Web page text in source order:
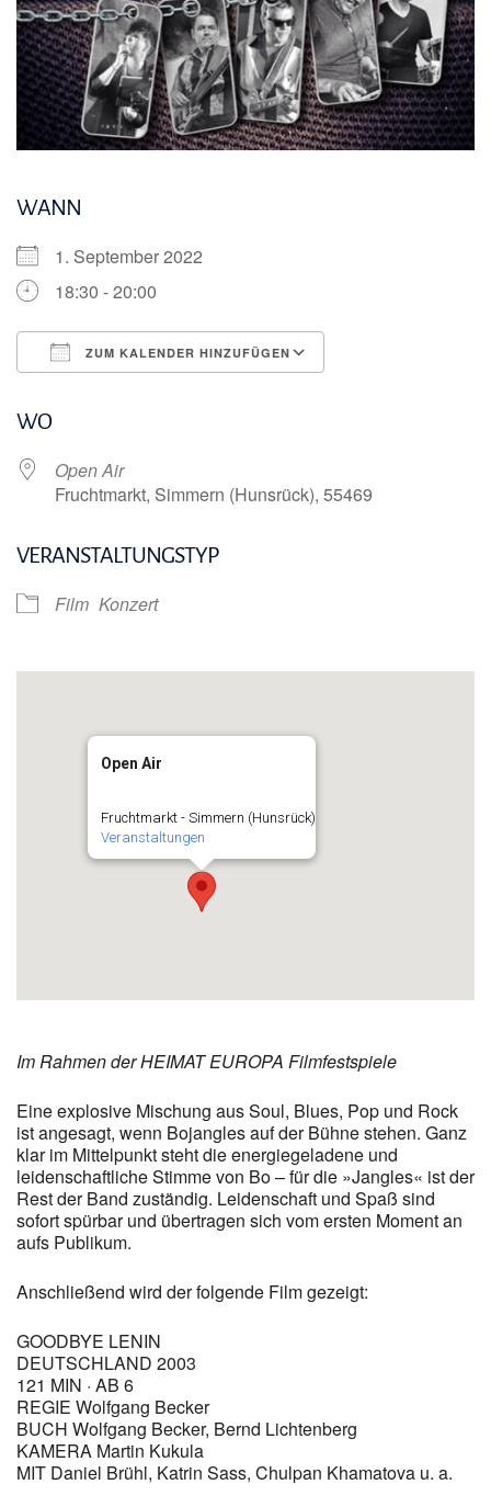
WANN
1. September 2022
18:30 - 20:00
ZUM KALENDER HINZUFÜGEN
WO
Open Air
Fruchtmarkt, Simmern (Hunsrück), 55469
VERANSTALTUNGSTYP
Film Konzert
Open Air
Fruchtmarkt - Simmern (Hunsrück)
Veranstaltungen
Im Rahmen der HEIMAT EUROPA Filmfestspiele
Eine explosive Mischung aus Soul, Blues, Pop und Rock
ist angesagt, wenn Bojangles auf der Bühne stehen. Ganz
klar im Mittelpunkt steht die energiegeladene und
leidenschaftliche Stimme von Bo – für die »Jangles« ist der
Rest der Band zuständig. Leidenschaft und Spaß sind
sofort spürbar und übertragen sich vom ersten Moment an
aufs Publikum.
Anschließend wird der folgende Film gezeigt:
GOODBYE LENIN
DEUTSCHLAND 2003
121 MIN · AB 6
REGIE Wolfgang Becker
BUCH Wolfgang Becker, Bernd Lichtenberg
KAMERA Martin Kukula
MIT Daniel Brühl, Katrin Sass, Chulpan Khamatova u. a.